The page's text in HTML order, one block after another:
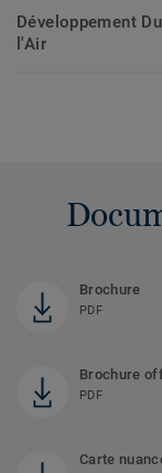
Développement
l'Air
Brochure
PDF
Brochure
PDF
Carte